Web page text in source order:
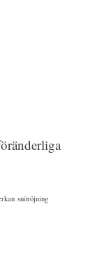
snöröjning